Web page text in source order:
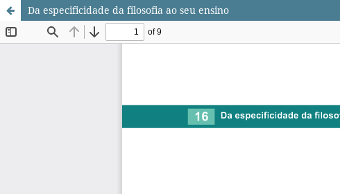
Da especificidade da filosofia ao seu ensino